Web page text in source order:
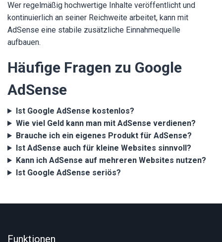
Wer regelmäßig hochwertige Inhalte veröffentlicht und
kontinuierlich an seiner Reichweite arbeitet, kann mit
AdSense eine stabile zusätzliche Einnahmequelle
aufbauen.
Häufige Fragen zu Google
AdSense
Ist Google AdSense kostenlos?
Wie viel Geld kann man mit AdSense verdienen?
Brauche ich ein eigenes Produkt für AdSense?
Ist AdSense auch für kleine Websites sinnvoll?
Kann ich AdSense auf mehreren Websites nutzen?
Ist Google AdSense seriös?
Funktionen